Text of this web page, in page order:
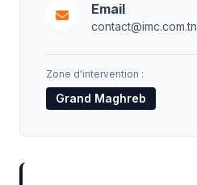
Email
contact@imc.com.tn
Zone d'intervention :
Grand Maghreb